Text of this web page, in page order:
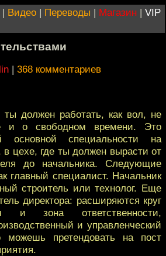
| Видео | Переводы | Магазин | VIP
| 368 комментариев
должен работать, как вол, не
и о свободном времени. Это
основной специальности на
в цехе, где ты должен вырасти от
до начальника. Следующие
главный специалист. Начальник
строитель или технолог. Еще
директора: расширяются круг
и зона ответственности,
и управленческий
можешь претендовать на пост